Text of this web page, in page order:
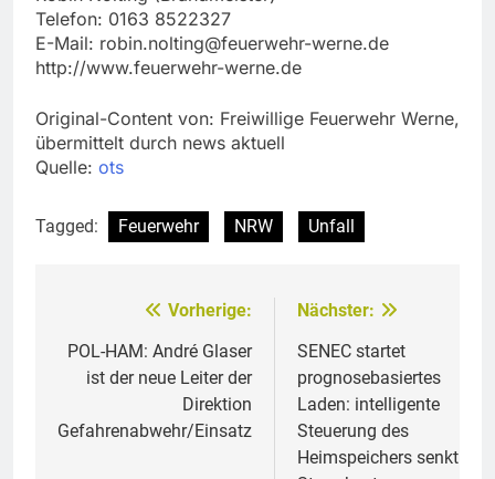
Telefon: 0163 8522327
E-Mail: robin.nolting@feuerwehr-werne.de
http://www.feuerwehr-werne.de
Original-Content von: Freiwillige Feuerwehr Werne,
übermittelt durch news aktuell
Quelle: ots
Tagged: Feuerwehr NRW Unfall
Beitragsnavigation
Vorherige:
POL-HAM: André Glaser
ist der neue Leiter der
Direktion
Gefahrenabwehr/Einsatz
Nächster:
SENEC startet
prognosebasiertes
Laden: intelligente
Steuerung des
Heimspeichers senkt